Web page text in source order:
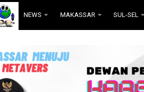
NEWS MAKASSAR SUL-SEL